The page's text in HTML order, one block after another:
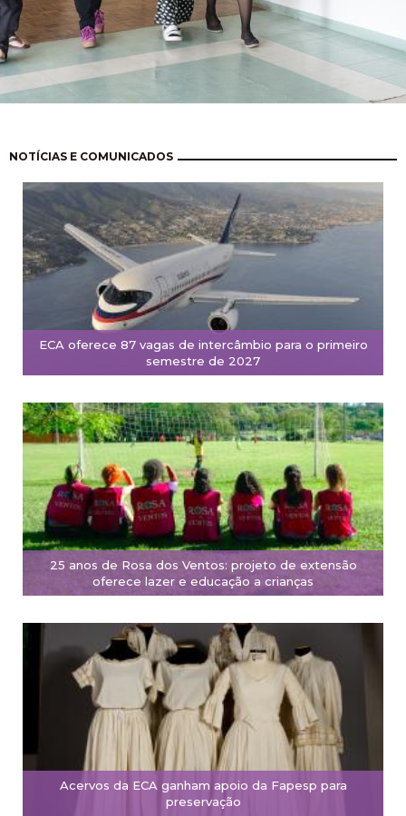
NOTÍCIAS E COMUNICADOS
ECA oferece 87 vagas de intercâmbio para o primeiro
semestre de 2027
25 anos de Rosa dos Ventos: projeto de extensão
oferece lazer e educação a crianças
Acervos da ECA ganham apoio da Fapesp para
preservação
Paginación